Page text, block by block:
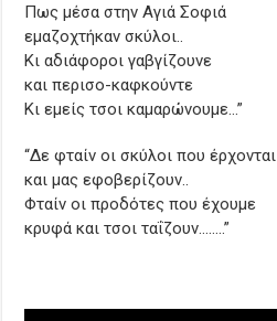
Πως μέσα στην Αγιά Σοφιά
εμαζοχτήκαν σκύλοι..
Κι αδιάφοροι γαβγίζουνε
και περισο-καφκούντε
Κι εμείς τσοι καμαρώνουμε…”
“Δε φταίν οι σκύλοι που έρχονται
και μας εφοβερίζουν..
Φταίν οι προδότες που έχουμε
κρυφά και τσοι ταΐζουν……..”